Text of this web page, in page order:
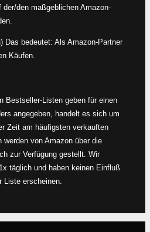
den maßgeblichen Amazon-
Das bedeutet: Als Amazon-Partner
Käufen.
Bestseller-Listen geben für einen
angegeben, handelt es sich um
Zeit am häufigsten verkauften
werden von Amazon über die
zur Verfügung gestellt. Wir
täglich und haben keinen Einfluß
Liste erscheinen.